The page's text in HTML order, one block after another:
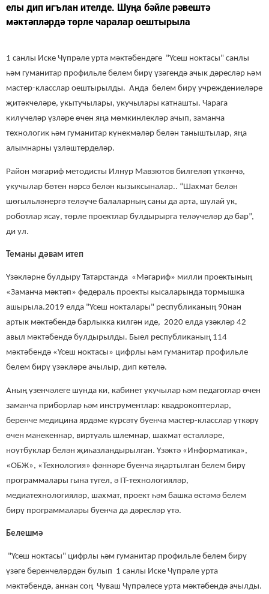
елы дип игълан ителде. Шуңа бәйле рәвештә
мәктәпләрдә төрле чаралар оештырыла
1 санлы Иске Чүпрәле урта мәктәбендәге "Үсеш ноктасы" санлы
һәм гуманитар профильле белем бирү үзәгендә ачык дәресләр һәм
мастер-класслар оештырылды. Анда белем бирү учреждениеләре
җитәкчеләре, укытучылары, укучылары катнашты. Чарага
килүчеләр үзләре өчен яңа мөмкинлекләр ачып, заманча
технологик һәм гуманитар күнекмәләр белән таныштылар, яңа
алымнарны үзләштерделәр.
Район мәгариф методисты Илнур Мавзютов билгеләп үткәнчә,
укучылар бөтен нәрсә белән кызыксыналар.. “Шахмат белән
шөгыльләнергә теләүче балаларның саны да арта, шулай ук,
роботлар ясау, төрле проектлар булдырырга теләүчеләр дә бар”,
ди ул.
Теманы дәвам итеп
Үзәкләрне булдыру Татарстанда «Мәгариф» милли проектының
«Заманча мәктәп» федераль проекты кысаларында тормышка
ашырыла.2019 елда "Үсеш нокталары" республиканың 90нан
артык мәктәбендә барлыкка килгән иде, 2020 елда үзәкләр 42
авыл мәктәбендә булдырылды. Быел республиканың 114
мәктәбендә «Үсеш ноктасы» цифрлы һәм гуманитар профильле
белем бирү үзәкләре ачылыр, дип көтелә.
Аның үзенчәлеге шунда ки, кабинет укучылар һәм педагоглар өчен
заманча приборлар һәм инструментлар: квадрокоптерлар,
беренче медицина ярдәме күрсәтү буенча мастер-класслар үткәрү
өчен манекеннар, виртуаль шлемнар, шахмат өстәлләре,
ноутбуклар белән җиһазландырылган. Үзәктә «Информатика»,
«ОБЖ», «Технология» фәннәре буенча яңартылган белем бирү
программалары гына түгел, ә IT-технологияләр,
медиатехнологияләр, шахмат, проект һәм башка өстәмә белем
бирү программалары буенча да дәресләр үтә.
Белешмә
"Үсеш ноктасы" цифрлы һәм гуманитар профильле белем бирү
үзәге беренчеләрдән булып 1 санлы Иске Чүпрәле урта
мәктәбендә, аннан соң Чуваш Чүпрәлесе урта мәктәбендә ачылды.